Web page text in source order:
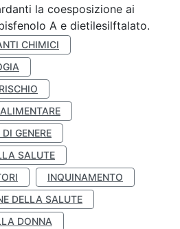
la coesposizione ai
A e dietilesilftalato.
CHIMICI
GENERE
SALUTE
INQUINAMENTO
DELLA SALUTE
DONNA